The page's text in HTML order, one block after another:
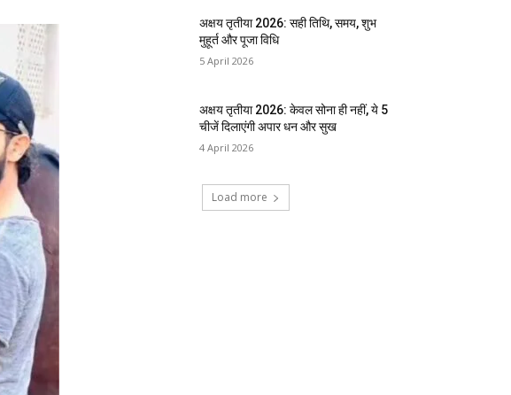
अक्षय तृतीया 2026: सही तिथि, समय, शुभ
मुहूर्त और पूजा विधि
5 April 2026
अक्षय तृतीया 2026: केवल सोना ही नहीं, ये 5
चीजें दिलाएंगी अपार धन और सुख
4 April 2026
Load more